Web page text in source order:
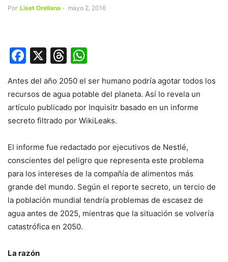
Por Liset Orellana - mayo 2, 2016
Facebook
X Threads
Antes del año 2050 el ser humano podría agotar todos los
recursos de agua potable del planeta. Así lo revela un
artículo publicado por Inquisitr basado en un informe
secreto filtrado por WikiLeaks.
El informe fue redactado por ejecutivos de Nestlé,
conscientes del peligro que representa este problema
para los intereses de la compañía de alimentos más
grande del mundo. Según el reporte secreto, un tercio de
la población mundial tendría problemas de escasez de
agua antes de 2025, mientras que la situación se volvería
catastrófica en 2050.
La razón